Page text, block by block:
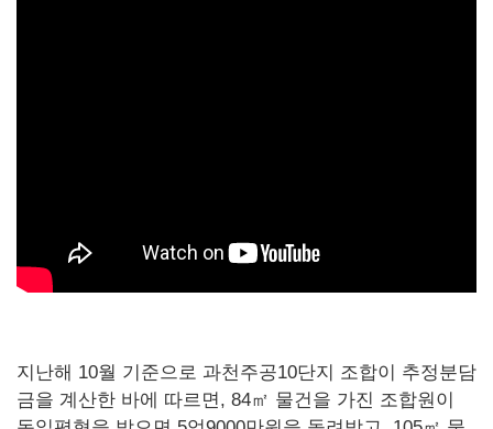
지난해 10월 기준으로 과천주공10단지 조합이 추정분담
금을 계산한 바에 따르면, 84㎡ 물건을 가진 조합원이